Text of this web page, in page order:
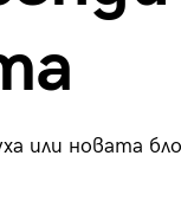
или новата
Prelude: